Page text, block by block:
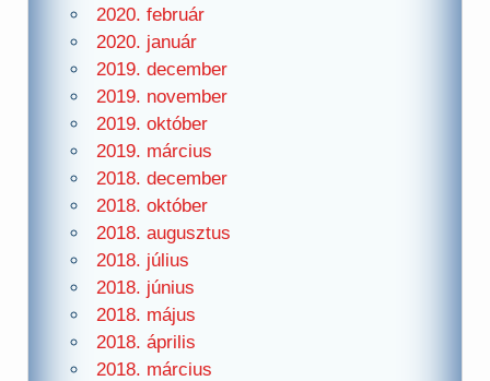
2020. február
2020. január
2019. december
2019. november
2019. október
2019. március
2018. december
2018. október
2018. augusztus
2018. július
2018. június
2018. május
2018. április
2018. március